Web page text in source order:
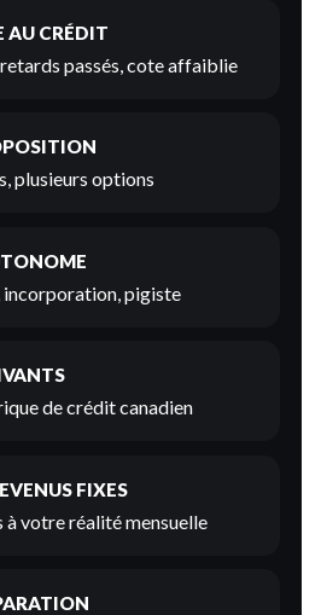
AU CRÉDIT
passés, cote affaiblie
plusieurs options
incorporation, pigiste
de crédit canadien
FIXES
à votre réalité mensuelle